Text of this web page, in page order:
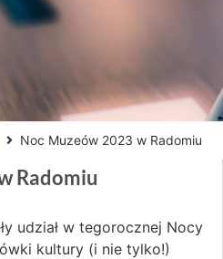
Noc Muzeów 2023 w Radomiu
Radomiu
udział w tegorocznej Nocy
kultury (i nie tylko!)